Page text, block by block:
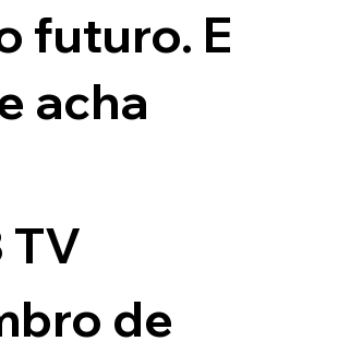
futuro. E
acha
TV
de